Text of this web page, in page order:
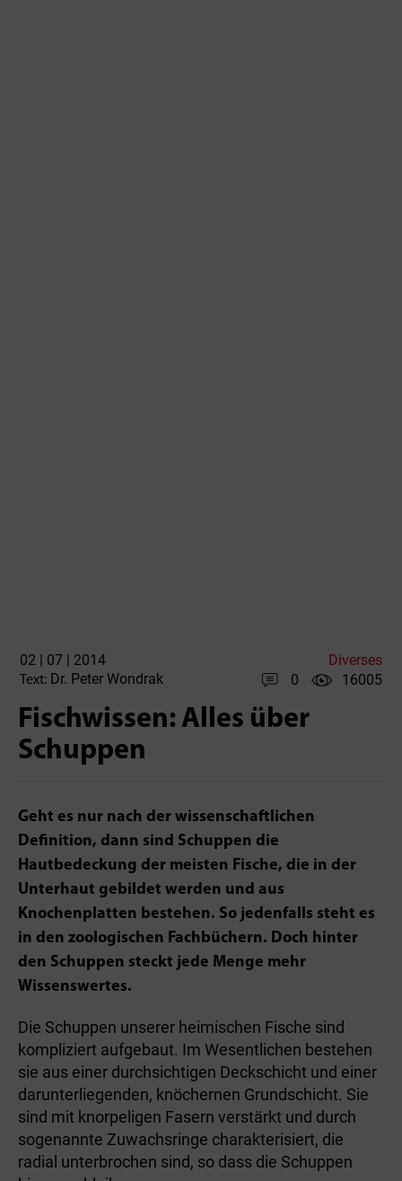
02 | 07 | 2014 Diverses
Text: Dr. Peter Wondrak 0 16005
Fischwissen: Alles über
Schuppen
Geht es nur nach der wissenschaftlichen
Definition, dann sind Schuppen die
Hautbedeckung der meisten Fische, die in der
Unterhaut gebildet werden und aus
Knochenplatten bestehen. So jedenfalls steht es
in den zoologischen Fachbüchern. Doch hinter
den Schuppen steckt jede Menge mehr
Wissenswertes.
Die Schuppen unserer heimischen Fische sind
kompliziert aufgebaut. Im Wesentlichen bestehen
sie aus einer durchsichtigen Deckschicht und einer
darunterliegenden, knöchernen Grundschicht. Sie
sind mit knorpeligen Fasern verstärkt und durch
sogenannte Zuwachsringe charakterisiert, die
radial unterbrochen sind, so dass die Schuppen